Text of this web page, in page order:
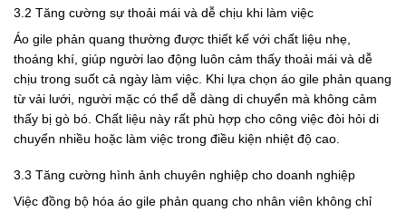
3.2 Tăng cường sự thoải mái và dễ chịu khi làm việc
Áo gile phản quang thường được thiết kế với chất liệu nhẹ,
thoáng khí, giúp người lao động luôn cảm thấy thoải mái và dễ
chịu trong suốt cả ngày làm việc. Khi lựa chọn áo gile phản quang
từ vải lưới, người mặc có thể dễ dàng di chuyển mà không cảm
thấy bị gò bó. Chất liệu này rất phù hợp cho công việc đòi hỏi di
chuyển nhiều hoặc làm việc trong điều kiện nhiệt độ cao.
3.3 Tăng cường hình ảnh chuyên nghiệp cho doanh nghiệp
Việc đồng bộ hóa áo gile phản quang cho nhân viên không chỉ